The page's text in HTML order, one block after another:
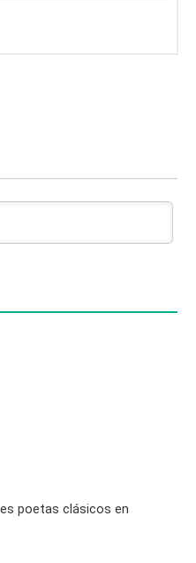
poetas clásicos en